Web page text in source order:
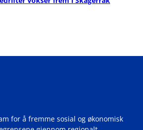
for å fremme sosial og økonomisk